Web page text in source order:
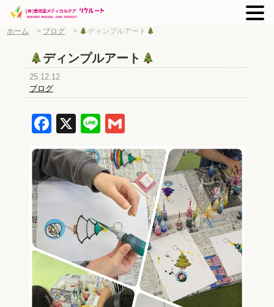
ホーム > ブログ > ディンプルアート
ディンプルアート
25.12.12
ブログ
Facebook
X Line